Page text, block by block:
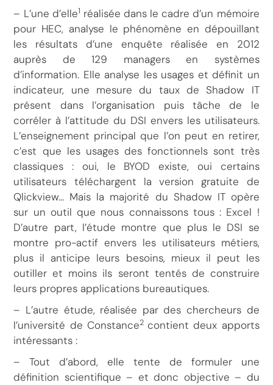
– L’une d’elle1 réalisée dans le cadre d’un mémoire
pour HEC, analyse le phénomène en dépouillant
les résultats d’une enquête réalisée en 2012
auprès de 129 managers en systèmes
d’information. Elle analyse les usages et définit un
indicateur, une mesure du taux de Shadow IT
présent dans l’organisation puis tâche de le
corréler à l’attitude du DSI envers les utilisateurs.
L’enseignement principal que l’on peut en retirer,
c’est que les usages des fonctionnels sont très
classiques : oui, le BYOD existe, oui certains
utilisateurs téléchargent la version gratuite de
Qlickview… Mais la majorité du Shadow IT opère
sur un outil que nous connaissons tous : Excel !
D’autre part, l’étude montre que plus le DSI se
montre pro-actif envers les utilisateurs métiers,
plus il anticipe leurs besoins, mieux il peut les
outiller et moins ils seront tentés de construire
leurs propres applications bureautiques.
– L’autre étude, réalisée par des chercheurs de
l’université de Constance2 contient deux apports
intéressants :
– Tout d’abord, elle tente de formuler une
définition scientifique – et donc objective – du